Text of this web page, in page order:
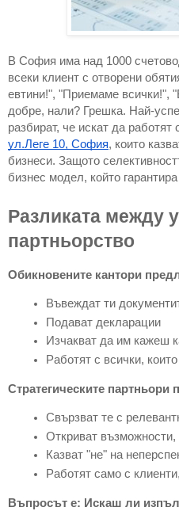
В София има над 1000
всеки клиент с отворени
евтини!", "Приемаме всички!",
добре, нали? Грешка. Най-
разбират, че искат да работят
ул.Леге 10, София, които
бизнеси. Защото
бизнес модел, който
Разликата между
партньорство
Обикновените кантори
Въвеждат ти
Подават декларации
Изчакват да им кажеш
Работят с всички,
Стратегическите партньори
Свързват те с
Откриват
Казват "не" на
Работят само с
Въпросът е: Искаш ли